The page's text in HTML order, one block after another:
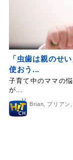
「虫歯は親のせ
使おう...
子育て中のママの
が...
Brian ブリアン